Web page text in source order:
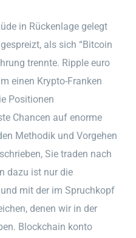
in Rückenlage gelegt
als sich “Bitcoin
trennte. Ripple euro
einen Krypto-Franken
Positionen
Chancen auf enorme
Methodik und Vorgehen
Sie traden nach
dazu ist nur die
mit der im Spruchkopf
denen wir in der
Blockchain konto